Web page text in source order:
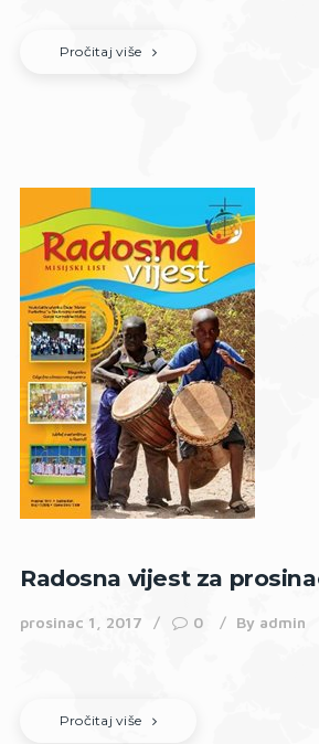
Pročitaj više
Radosna vijest za
prosinac 1, 2017 0 By admin
Pročitaj više